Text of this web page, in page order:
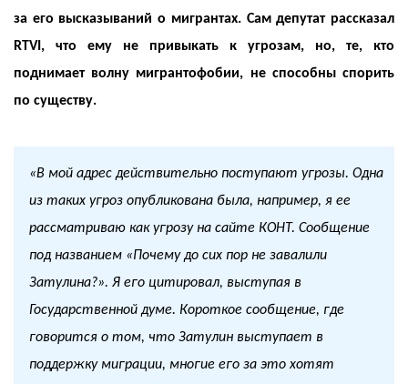
за его высказываний о мигрантах. Сам депутат рассказал
RTVI, что ему не привыкать к угрозам, но, те, кто
поднимает волну мигрантофобии, не способны спорить
по существу.
«В мой адрес действительно поступают угрозы. Одна
из таких угроз опубликована была, например, я ее
рассматриваю как угрозу на сайте КОНТ. Сообщение
под названием «Почему до сих пор не завалили
Затулина?». Я его цитировал, выступая в
Государственной думе. Короткое сообщение, где
говорится о том, что Затулин выступает в
поддержку миграции, многие его за это хотят